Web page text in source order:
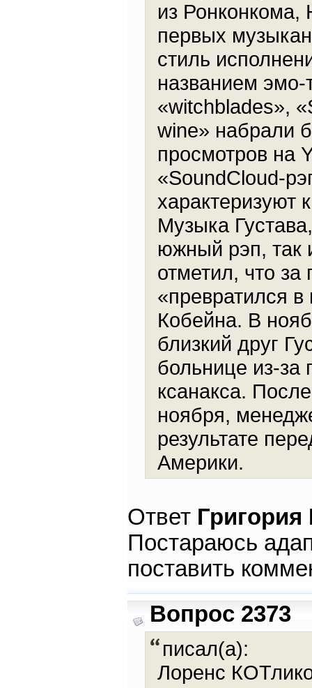
из
первых
стиль
названием эмо-
«witchblades»,
wine» набрали
просмотров на
«SoundCloud-
характеризуют
Музыка
южный рэп, так
отметил, что
«превратился в
Кобейна. В
близкий друг
больнице из-за
ксанакса.
ноября,
результате
Америки.
Ответ
Постараюсь
поставить
Вопрос 2373
писал(а):
Лоренс